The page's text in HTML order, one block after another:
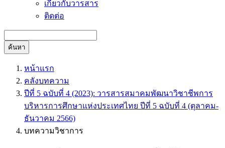
เกี่ยวกับวารสาร
ติดต่อ
ค้นหา
หน้าแรก
คลังบทความ
ปีที่ 5 ฉบับที่ 4 (2023): วารสารสมาคมพัฒนาวิชาชีพการ
บริหารการศึกษาแห่งประเทศไทย ปีที่ 5 ฉบับที่ 4 (ตุลาคม-
ธันวาคม 2566)
บทความวิชาการ